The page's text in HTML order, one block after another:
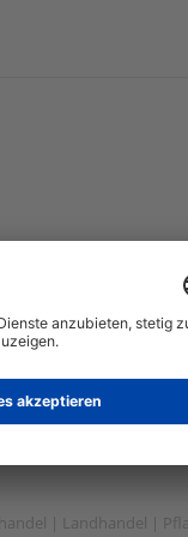
| Forschung und
| Landhandel |